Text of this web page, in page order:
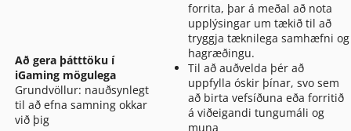
Að gera þátttöku í
iGaming mögulega
Grundvöllur: nauðsynlegt
til að efna samning okkar
við þig
forrita, þar á meðal að nota
upplýsingar um tækið til að
tryggja tæknilega samhæfni og
hagræðingu.
Til að auðvelda þér að
uppfylla óskir þínar, svo sem
að birta vefsíðuna eða forritið
á viðeigandi tungumáli og
muna